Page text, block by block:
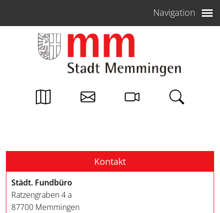
Navigation
Kontakt
Städt. Fundbüro
Ratzengraben 4 a
87700 Memmingen